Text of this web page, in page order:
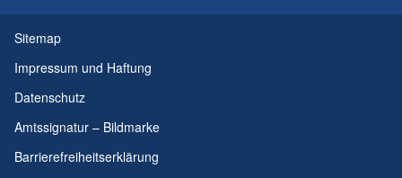
Sitemap
Impressum und Haftung
Datenschutz
Amtssignatur – Bildmarke
Barrierefreiheitserklärung